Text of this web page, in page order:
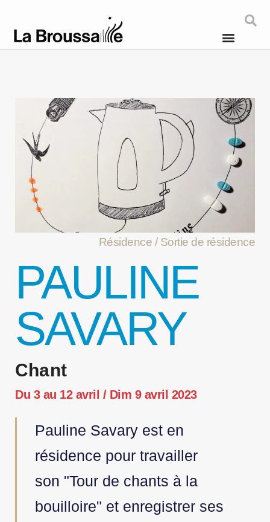
Résidence / Sortie de résidence
PAULINE
SAVARY
Chant
Du 3 au 12 avril / Dim 9 avril 2023
Pauline Savary est en
résidence pour travailler
son "Tour de chants à la
bouilloire" et enregistrer ses